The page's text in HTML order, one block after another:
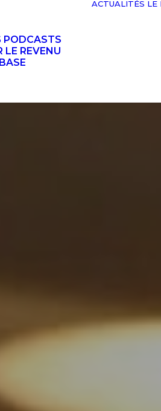
PODCASTS
LE REVENU
ACTUALITÉS LE